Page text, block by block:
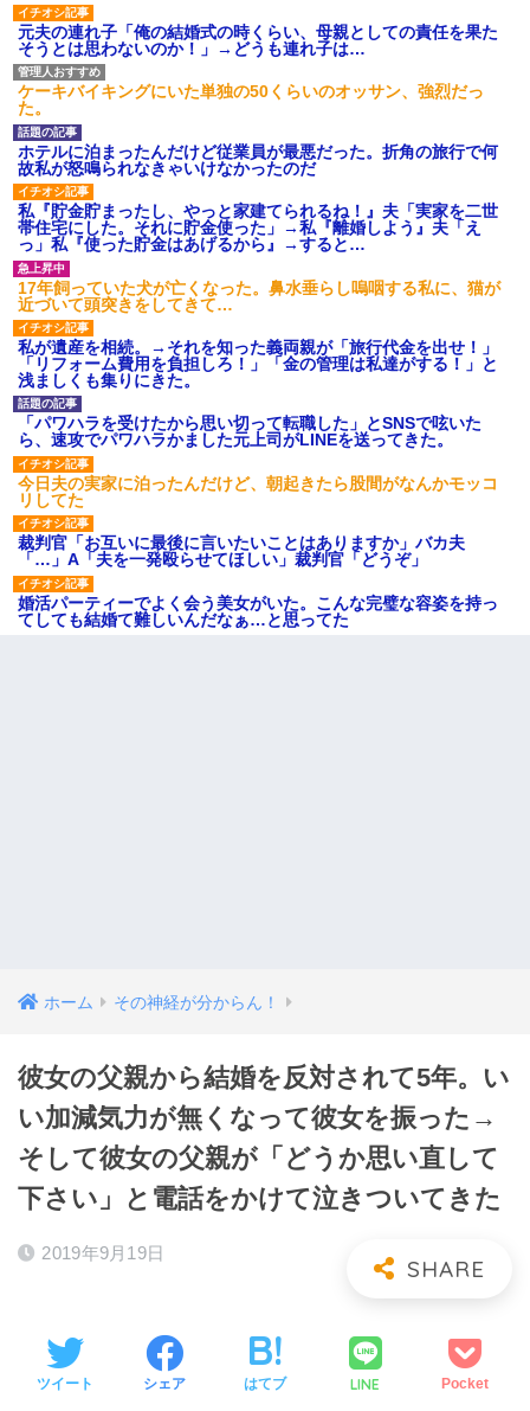
元夫の連れ子「俺の結婚式の時くらい、母親としての責任を果た
そうとは思わないのか！」→どうも連れ子は…
ケーキバイキングにいた単独の50くらいのオッサン、強烈だっ
た。
ホテルに泊まったんだけど従業員が最悪だった。折角の旅行で何
故私が怒鳴られなきゃいけなかったのだ
私『貯金貯まったし、やっと家建てられるね！』夫「実家を二世
帯住宅にした。それに貯金使った」→私『離婚しよう』夫「え
っ」私『使った貯金はあげるから』→すると…
17年飼っていた犬が亡くなった。鼻水垂らし嗚咽する私に、猫が
近づいて頭突きをしてきて…
私が遺産を相続。→それを知った義両親が「旅行代金を出せ！」
「リフォーム費用を負担しろ！」「金の管理は私達がする！」と
浅ましくも集りにきた。
「パワハラを受けたから思い切って転職した」とSNSで呟いた
ら、速攻でパワハラかました元上司がLINEを送ってきた。
今日夫の実家に泊ったんだけど、朝起きたら股間がなんかモッコ
リしてた
裁判官「お互いに最後に言いたいことはありますか」バカ夫
「…」A「夫を一発殴らせてほしい」裁判官「どうぞ」
婚活パーティーでよく会う美女がいた。こんな完璧な容姿を持っ
てしても結婚て難しいんだなぁ…と思ってた
ホーム その神経が分からん！
彼女の父親から結婚を反対されて5年。い
い加減気力が無くなって彼女を振った→
そして彼女の父親が「どうか思い直して
下さい」と電話をかけて泣きついてきた
2019年9月19日
ツイート シェア はてブ LINE Pocket